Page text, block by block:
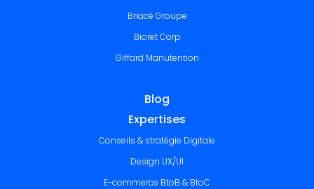
Briacé Groupe
Bioret Corp
Giffard Manutention
Blog
Expertises
Conseils & stratégie Digitale
Design UX/UI
E-commerce BtoB & BtoC